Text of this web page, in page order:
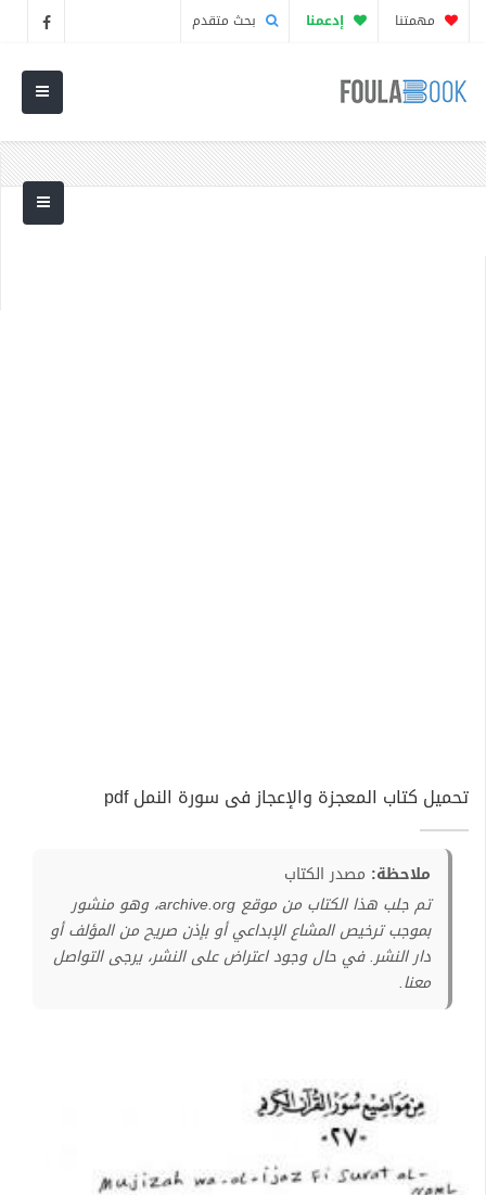
مهمتنا إدعمنا بحث متقدم
تحميل كتاب المعجزة والإعجاز فى سورة النمل pdf
ملاحظة: مصدر الكتاب
تم جلب هذا الكتاب من موقع archive.org، وهو منشور
بموجب ترخيص المشاع الإبداعي أو بإذن صريح من المؤلف أو
دار النشر. في حال وجود اعتراض على النشر، يرجى التواصل
معنا.